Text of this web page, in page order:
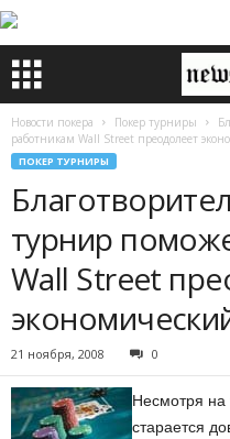
Новости покера Покер турниры
работникам Wall Street преодолеет
ПОКЕР ТУРНИРЫ
турнир
Wall Street
21 ноября, 2008 0
Несмотря на
старается